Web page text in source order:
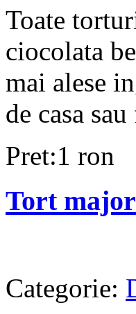
Toate
ciocolata
mai alese
de casa
Pret:1 ron
Tort
Categorie: